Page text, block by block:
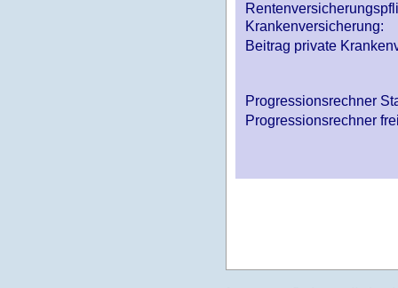
Krankenversicherung:
Beitrag private
Progressionsrechner
Progressionsrechner